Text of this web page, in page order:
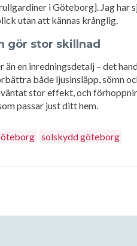
i Göteborg]. Jag har
utan att kännas krånglig.
gör stor skillnad
än en inredningsdetalj – det
både ljusinsläpp, sömn
stor effekt, och
passar just ditt hem.
solskydd göteborg